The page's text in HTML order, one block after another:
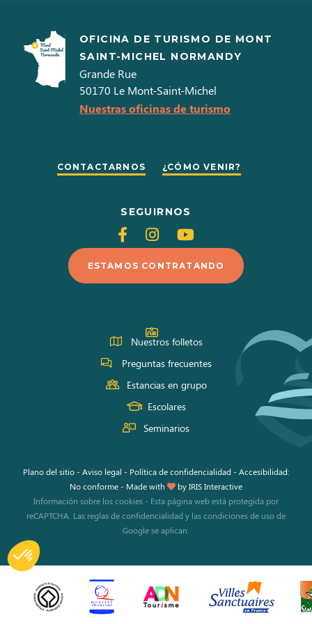
OFICINA DE TURISMO DE MONT
SAINT-MICHEL NORMANDY
Grande Rue
50170 Le Mont-Saint-Michel
Nuestras oficinas de turismo
CONTACTARNOS ¿CÓMO VENIR?
SEGUIRNOS
Siganos
en
Facebook
Siganos
en
Instagram
Siganos
en
Youtube
ESTAMOS CONTRATANDO
Nuestros folletos
Preguntas frecuentes
Estancias en grupo
Escolares
Seminarios
Plano del sitio- Aviso legal - Política de confidencialidad - Accesibilidad:
No conforme- Made with byIRIS Interactive
Información sobre los cookies - Esta página web está protegida por
reCAPTCHA. Las reglas de confidencialidad y lascondiciones de usode
Google se aplican.